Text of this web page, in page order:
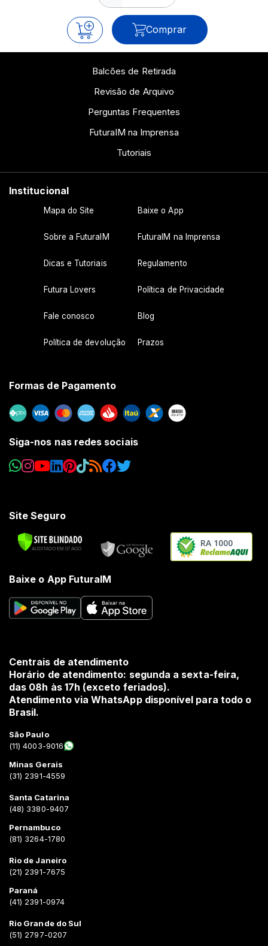
Comprar
Balcões de Retirada
Revisão de Arquivo
Perguntas Frequentes
FuturaIM na Imprensa
Tutoriais
Institucional
Mapa do Site Baixe o App
Sobre a FuturaIM FuturaIM na Imprensa
Dicas e Tutoriais Regulamento
Futura Lovers Política de Privacidade
Fale conosco Blog
Política de devolução Prazos
Formas de Pagamento
Siga-nos nas redes sociais
Site Seguro
RA 1000
Baixe o App FuturaIM
Centrais de atendimento
Horário de atendimento: segunda a sexta-feira,
das 08h às 17h (exceto feriados).
Atendimento via WhatsApp disponível para todo o
Brasil.
São Paulo
(11) 4003-9016
Minas Gerais
(31) 2391-4559
Santa Catarina
(48) 3380-9407
Pernambuco
(81) 3264-1780
Rio de Janeiro
(21) 2391-7675
Paraná
(41) 2391-0974
Rio Grande do Sul
(51) 2797-0207